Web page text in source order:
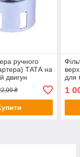
ручного
ТАТА на
двигун
₴
для
1